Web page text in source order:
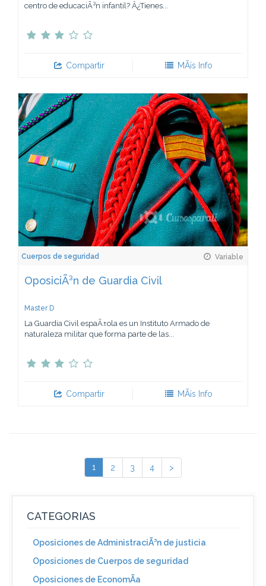
centro de educaciÃ³n infantil? Â¿Tienes...
Compartir MÃ¡s Info
Cuerpos de seguridad Variable
OposiciÃ³n de Guardia Civil
Master D
La Guardia Civil espaÃ±ola es un Instituto Armado de
naturaleza militar que forma parte de las...
Compartir MÃ¡s Info
1 2 3 4 >
CATEGORIAS
Oposiciones de AdministraciÃ³n de justicia
Oposiciones de Cuerpos de seguridad
Oposiciones de EconomÃ­a